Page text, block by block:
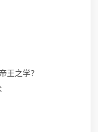
王之学？